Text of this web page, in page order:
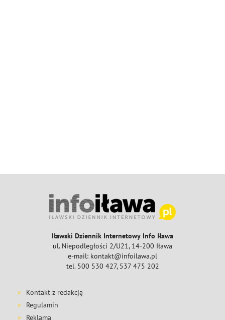
Iławski Dziennik Internetowy Info Iława
ul. Niepodległości 2/U21, 14-200 Iława
e-mail: kontakt@infoilawa.pl
tel. 500 530 427, 537 475 202
Kontakt z redakcją
Regulamin
Reklama